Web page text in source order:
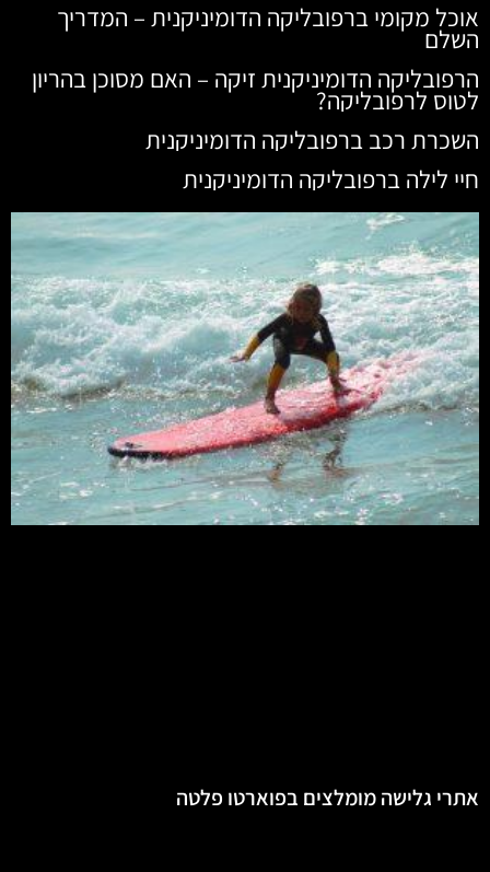
אוכל מקומי ברפובליקה הדומיניקנית – המדריך
השלם
הרפובליקה הדומיניקנית זיקה – האם מסוכן בהריון
לטוס לרפובליקה?
השכרת רכב ברפובליקה הדומיניקנית
חיי לילה ברפובליקה הדומיניקנית
אתרי גלישה מומלצים בפוארטו פלטה